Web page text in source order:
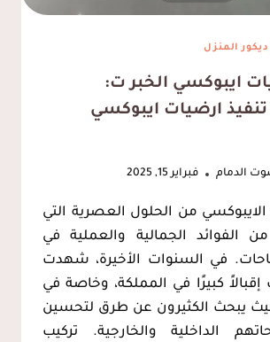
ديكور المنزل
ايبوكسي الخبر ت:
0537128631 تنفيذ ارضيات ايبوكسي
الدمام فبراير 15, 2025
الايبوكسي من الحلول العصرية التي
الفوائد الجمالية والعملية في
في السنوات الأخيرة، شهدت
كبيرًا في المملكة، وخاصة في
حيث يبحث الكثيرون عن طرق لتحسين
الداخلية والخارجية. تركيب